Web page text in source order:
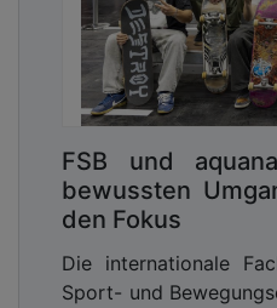
FSB und
bewussten
den Fokus
Die internationale
Sport- und